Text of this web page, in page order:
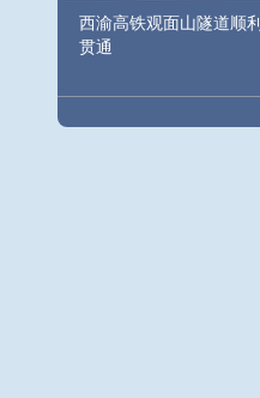
西渝高铁观面山隧道顺利
贯通